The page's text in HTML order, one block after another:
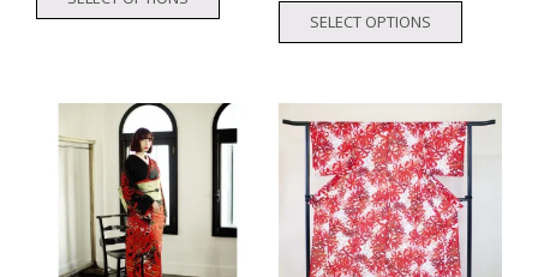
SELECT OPTIONS